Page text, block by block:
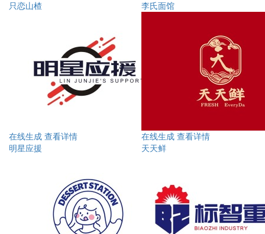
只恋山楂
李氏面馆
在线生成 查看详情
明星应援
在线生成 查看详情
天天鲜